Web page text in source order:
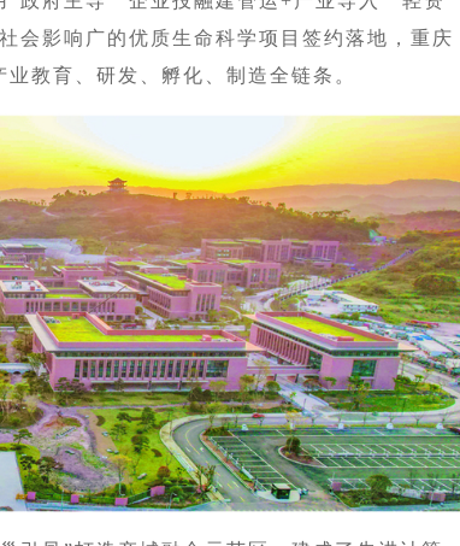
会影响广的优质生命科学项目签约落地，重庆
教育、研发、孵化、制造全链条。